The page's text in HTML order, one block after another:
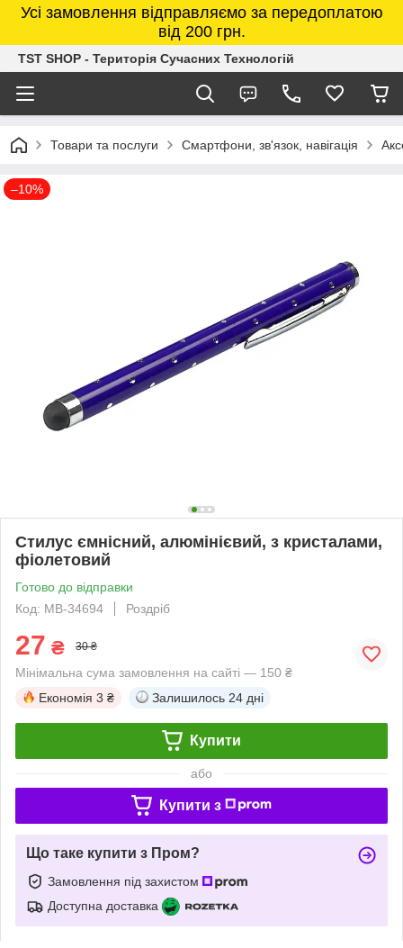
Усі замовлення відправляємо за передоплатою
від 200 грн.
TST SHOP - Територія Сучасних Технологій
Товари та послуги Смартфони, зв'язок, навігація
–10%
Стилус ємнісний, алюмінієвий, з кристалами,
фіолетовий
Готово до відправки
Код: MB-34694
Роздріб
27 ₴ 30 ₴
Мінімальна сума замовлення на сайті — 150 ₴
Економія 3 ₴ Залишилось 24 дні
Купити
або
Купити з
Що таке купити з Пром?
Замовлення під захистом
Доступна доставка